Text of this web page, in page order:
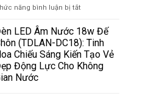
năng bình luận bị tắt
Pha
Module
100W
Chiếu
Sân
LED Âm Nước 18w Đế
(TDLAN-DC18): Tinh
Chiếu Sáng Kiến Tạo Vẻ
Động Lực Cho Không
Nước